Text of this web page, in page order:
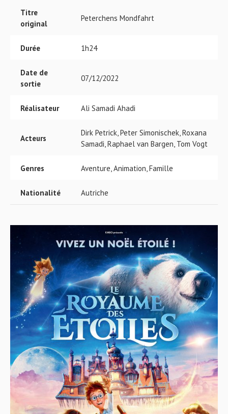
Titre
original
Peterchens Mondfahrt
Durée 1h24
Date de
sortie
07/12/2022
Réalisateur Ali Samadi Ahadi
Acteurs
Dirk Petrick, Peter Simonischek, Roxana
Samadi, Raphael van Bargen, Tom Vogt
Genres Aventure, Animation, Famille
Nationalité Autriche